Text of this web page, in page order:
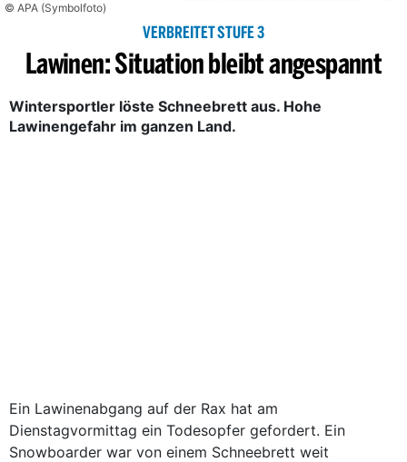
© APA (Symbolfoto)
VERBREITET STUFE 3
Lawinen: Situation bleibt angespannt
Wintersportler löste Schneebrett aus. Hohe
Lawinengefahr im ganzen Land.
Ein Lawinenabgang auf der Rax hat am
Dienstagvormittag ein Todesopfer gefordert. Ein
Snowboarder war von einem Schneebrett weit